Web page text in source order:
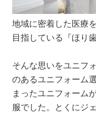
地域に密着した医療
目指している『ほり
そんな思いをユニフ
のあるユニフォーム
まったユニフォーム
服でした。とくにジ